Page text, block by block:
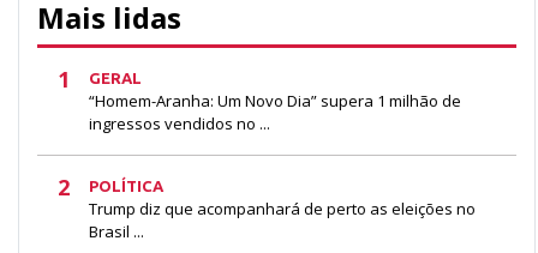
Mais lidas
1 GERAL
“Homem-Aranha: Um Novo Dia” supera 1 milhão de
ingressos vendidos no ...
2 POLÍTICA
Trump diz que acompanhará de perto as eleições no
Brasil ...